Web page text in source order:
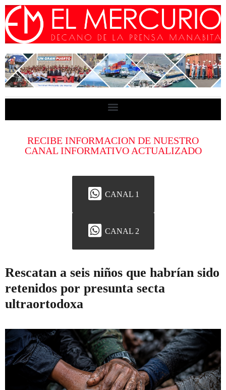
RECIBE INFORMACION DE NUESTRO
CANAL INFORMATIVO ACTUALIZADO
CANAL 1
CANAL 2
Rescatan a seis niños que habrían sido
retenidos por presunta secta
ultraortodoxa